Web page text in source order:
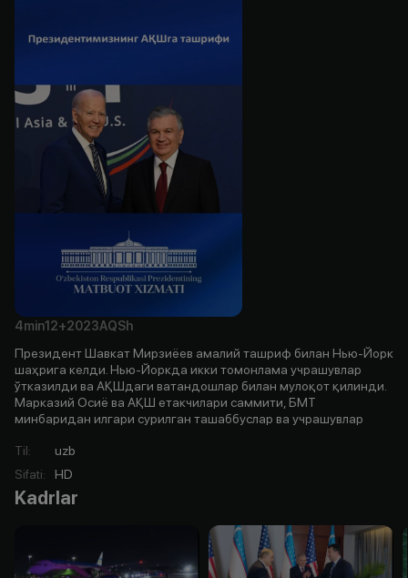
4min12+2023AQSh
Президент Шавкат Мирзиёев амалий ташриф билан Нью-Йорк
шаҳрига келди. Нью-Йоркда икки томонлама учрашувлар
ўтказилди ва АҚШдаги ватандошлар билан мулоқот қилинди.
Марказий Осиё ва АҚШ етакчилари саммити, БМТ
минбаридан илгари сурилган ташаббуслар ва учрашувлар
Til:
uzb
Sifati: HD
Kadrlar